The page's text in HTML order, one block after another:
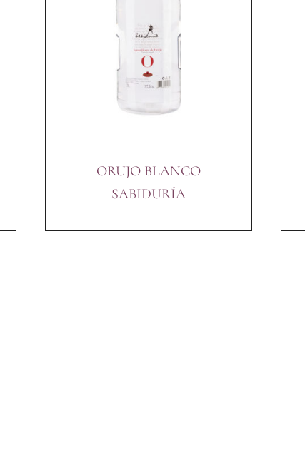
ORUJO BLANCO
SABIDURÍA